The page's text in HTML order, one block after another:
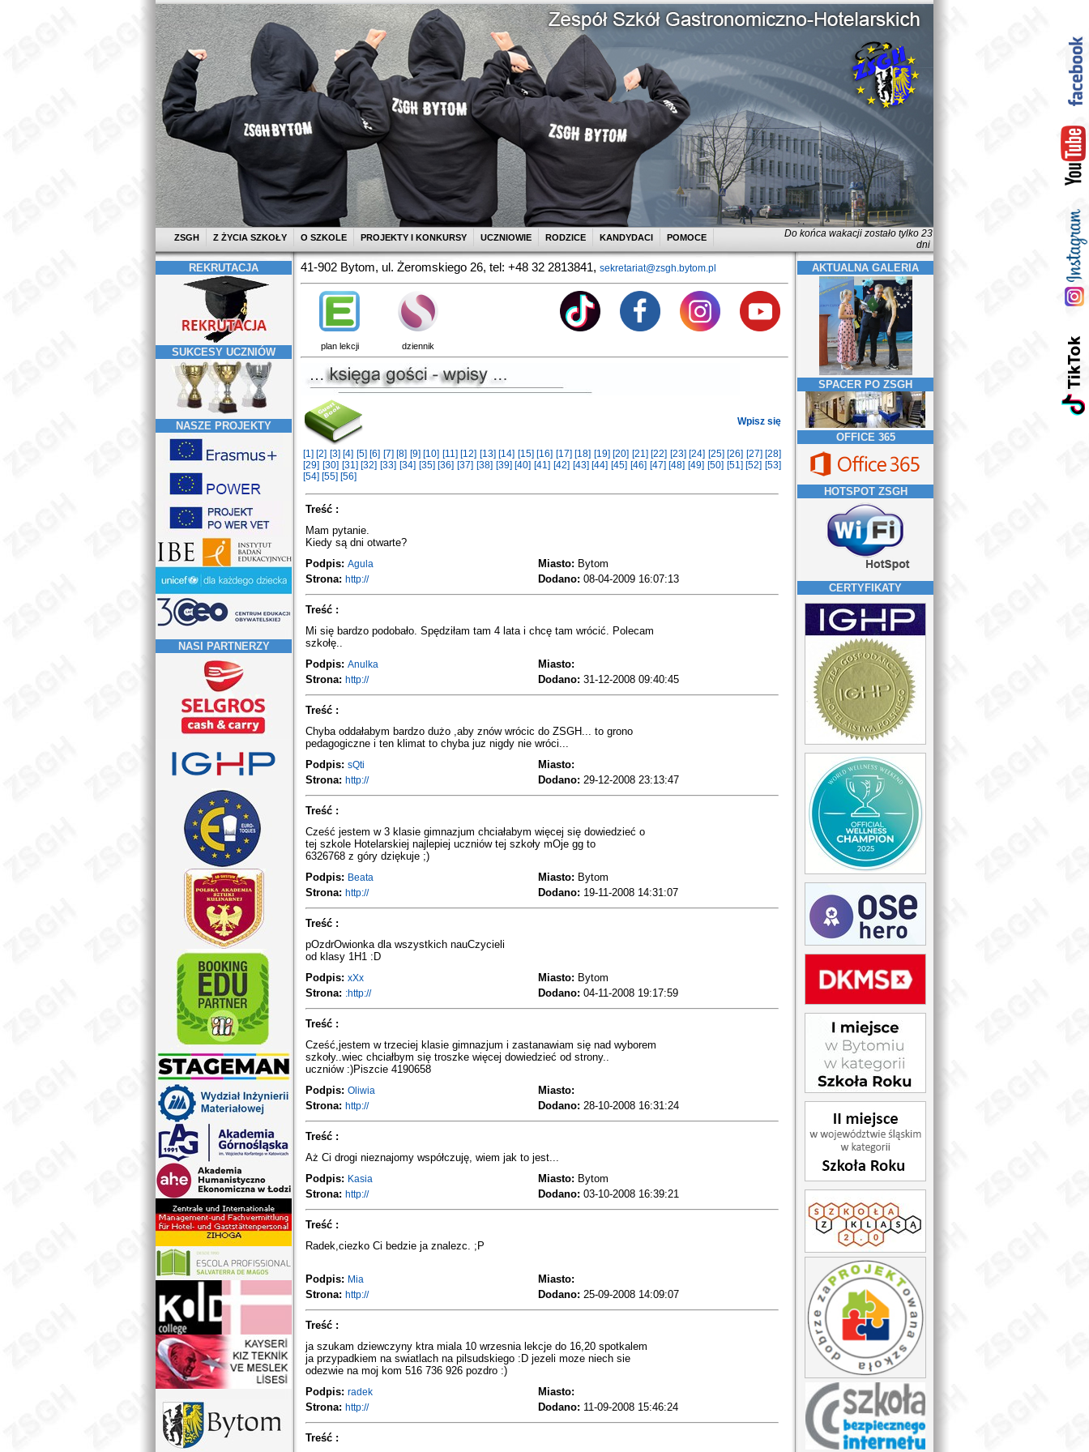
ZSGH Z ŻYCIA SZKOŁY O SZKOLE PROJEKTY I KONKURSY UCZNIOWIE RODZICE KANDYDACI POMOCE
Do końca wakacji zostało tylko 23
dni
REKRUTACJA
SUKCESY UCZNIÓW
NASZE PROJEKTY
NASI PARTNERZY
41-902 Bytom, ul. Żeromskiego 26, tel: +48 32 2813841, sekretariat@zsgh.bytom.pl
plan lekcji dziennik
Wpisz się
[1] [2] [3] [4] [5] [6] [7] [8] [9] [10] [11] [12] [13] [14] [15] [16] [17] [18] [19] [20] [21] [22] [23] [24] [25] [26] [27] [28]
[29] [30] [31] [32] [33] [34] [35] [36] [37] [38] [39] [40] [41] [42] [43] [44] [45] [46] [47] [48] [49] [50] [51] [52] [53]
[54] [55] [56]
Treść :
Mam pytanie.
Kiedy są dni otwarte?
Podpis: Agula Miasto: Bytom
Strona: http:// Dodano: 08-04-2009 16:07:13
Treść :
Mi się bardzo podobało. Spędziłam tam 4 lata i chcę tam wrócić. Polecam
szkołę..
Podpis: Anulka
Miasto:
Strona: http:// Dodano: 31-12-2008 09:40:45
Treść :
Chyba oddałabym bardzo dużo ,aby znów wrócic do ZSGH... to grono
pedagogiczne i ten klimat to chyba juz nigdy nie wróci...
Podpis: sQti
Miasto:
Strona: http:// Dodano: 29-12-2008 23:13:47
Treść :
Cześć jestem w 3 klasie gimnazjum chciałabym więcej się dowiedzieć o
tej szkole Hotelarskiej najlepiej uczniów tej szkoły mOje gg to
6326768 z góry dziękuje ;)
Podpis: Beata Miasto: Bytom
Strona: http:// Dodano: 19-11-2008 14:31:07
Treść :
pOzdrOwionka dla wszystkich nauCzycieli
od klasy 1H1 :D
Podpis: xXx Miasto: Bytom
Strona: :http:// Dodano: 04-11-2008 19:17:59
Treść :
Cześć,jestem w trzeciej klasie gimnazjum i zastanawiam się nad wyborem
szkoły..wiec chciałbym się troszke więcej dowiedzieć od strony..
uczniów :)Piszcie 4190658
Podpis: Oliwia
Miasto:
Strona: http:// Dodano: 28-10-2008 16:31:24
Treść :
Aż Ci drogi nieznajomy współczuję, wiem jak to jest...
Podpis: Kasia Miasto: Bytom
Strona: http:// Dodano: 03-10-2008 16:39:21
Treść :
Radek,ciezko Ci bedzie ja znalezc. ;P
Podpis: Mia
Miasto:
Strona: http:// Dodano: 25-09-2008 14:09:07
Treść :
ja szukam dziewczyny ktra miala 10 wrzesnia lekcje do 16,20 spotkalem
ja przypadkiem na swiatlach na pilsudskiego :D jezeli moze niech sie
odezwie na moj kom 516 736 926 pozdro :)
Podpis: radek
Miasto:
Strona: http:// Dodano: 11-09-2008 15:46:24
Treść :
AKTUALNA GALERIA
SPACER PO ZSGH
OFFICE 365
HOTSPOT ZSGH
CERTYFIKATY